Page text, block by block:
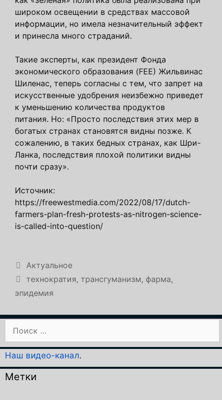
широком освещении в средствах массовой
информации, но имела незначительный эффект
и принесла много страданий.
Такие эксперты, как президент Фонда
экономического образования (FEE) Жильвинас
Шиленас, теперь согласны с тем, что запрет на
искусственные удобрения неизбежно приведет
к уменьшению количества продуктов
питания. Но: «Просто последствия этих мер в
богатых странах становятся видны позже. К
сожалению, в таких бедных странах, как Шри-
Ланка, последствия плохой политики видны
почти сразу».
Источник:
https://freewestmedia.com/2022/08/17/dutch-
farmers-plan-fresh-protests-as-nitrogen-science-
is-called-into-question/
Рубрики
Актуальное
Метки
технократия, трансгуманизм, фарма,
эпидемия
Наш видео-канал.
Метки